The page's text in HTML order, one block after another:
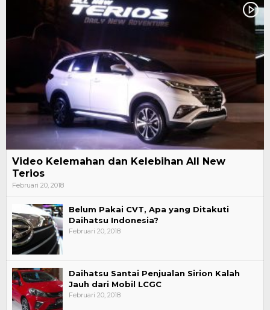
Video Kelemahan dan Kelebihan All New
Terios
Februari 20, 2018
Belum Pakai CVT, Apa yang Ditakuti
Daihatsu Indonesia?
Februari 20, 2018
Daihatsu Santai Penjualan Sirion Kalah
Jauh dari Mobil LCGC
Februari 20, 2018